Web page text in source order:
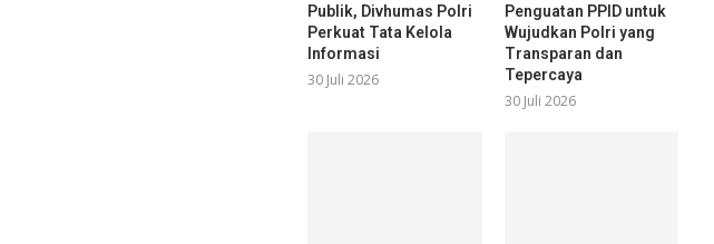
Publik, Divhumas Polri
Perkuat Tata Kelola
Informasi
30 Juli 2026
Penguatan PPID untuk
Wujudkan Polri yang
Transparan dan
Tepercaya
30 Juli 2026